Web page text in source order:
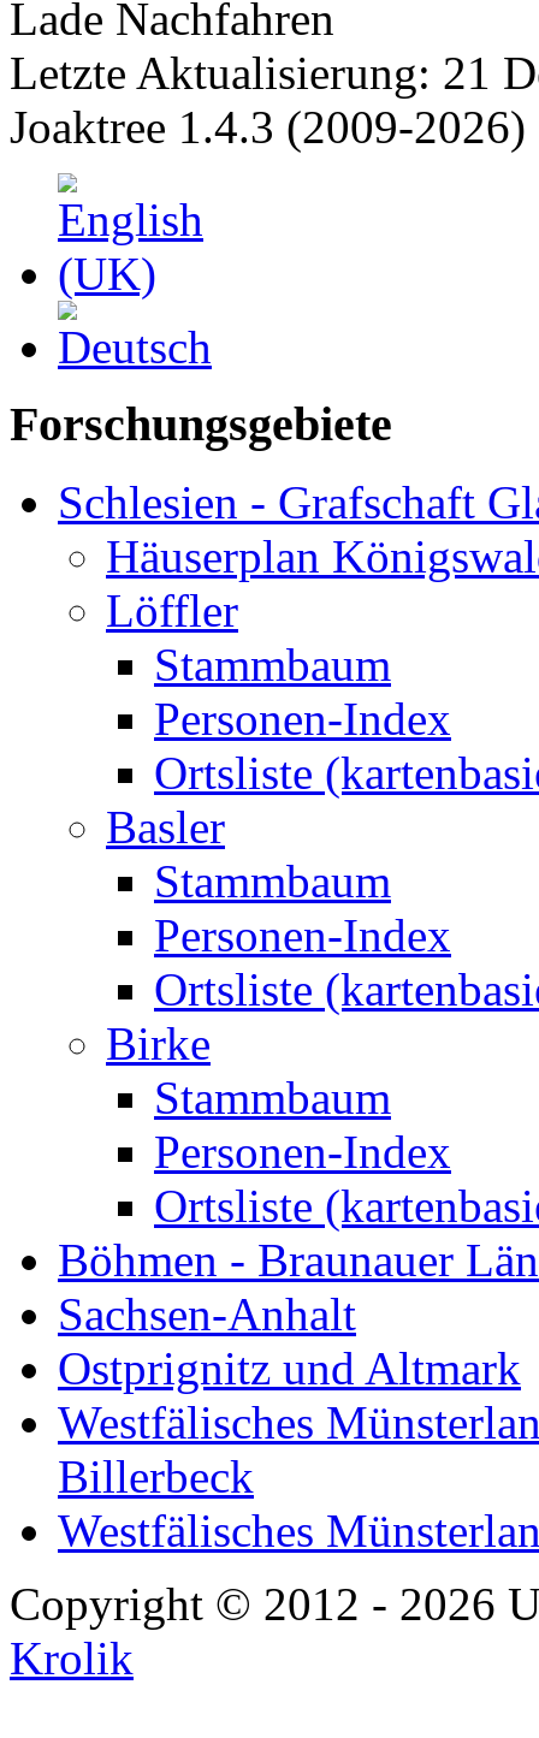
Lade Nachfahren
Letzte Aktualisierung: 21
Joaktree 1.4.3 (2009-2026)
Forschungsgebiete
Schlesien - Grafschaft
Häuserplan
Löffler
Stammbaum
Personen-Index
Ortsliste
Basler
Stammbaum
Personen-Index
Ortsliste
Birke
Stammbaum
Personen-Index
Ortsliste
Böhmen - Braunauer
Sachsen-Anhalt
Ostprignitz und Altmark
Westfälisches
Billerbeck
Westfälisches
Copyright © 2012 - 2026
Krolik